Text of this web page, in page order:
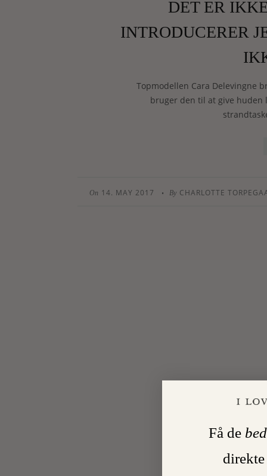
DET ER
INTRODUCERER
Topmodellen Cara Delevingne
bruger den til at give huden
On 14. MAY 2017 • By CHARLOTTE
Få de